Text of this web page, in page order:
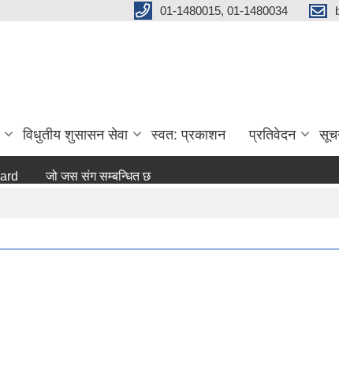
01-1480015, 01-1480034
विधुतीय शुसासन सेवा स्वत: प्रकाशन प्रतिवेदन
जो जस संग सम्बन्धित छ ।